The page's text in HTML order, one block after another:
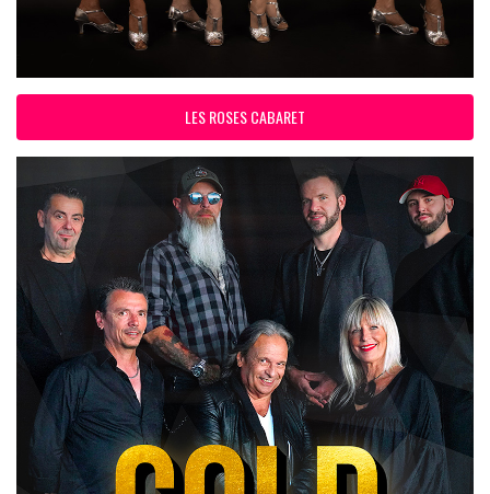
LES ROSES CABARET